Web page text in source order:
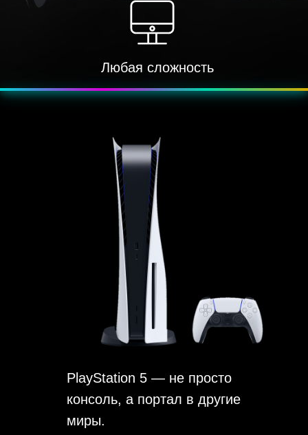
Любая сложность
???? Эффект — мягкое пульсирующее свечение, как неоновая
PlayStation 5 — не просто
консоль, а портал в другие
миры.